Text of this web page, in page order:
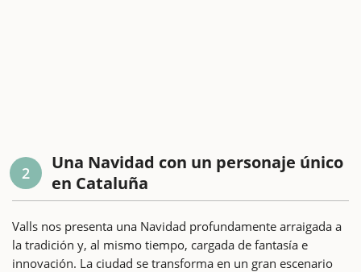
2
Una Navidad con un personaje único
en Cataluña
Valls nos presenta una Navidad profundamente arraigada a
la tradición y, al mismo tiempo, cargada de fantasía e
innovación. La ciudad se transforma en un gran escenario